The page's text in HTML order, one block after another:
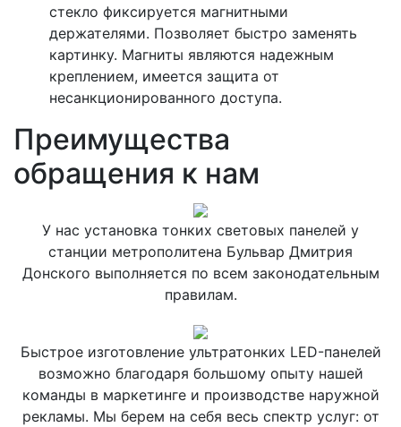
стекло фиксируется магнитными
держателями. Позволяет быстро заменять
картинку. Магниты являются надежным
креплением, имеется защита от
несанкционированного доступа.
Преимущества
обращения к нам
У нас установка тонких световых панелей у
станции метрополитена Бульвар Дмитрия
Донского выполняется по всем законодательным
правилам.
Быстрое изготовление ультратонких LED-панелей
возможно благодаря большому опыту нашей
команды в маркетинге и производстве наружной
рекламы. Мы берем на себя весь спектр услуг: от